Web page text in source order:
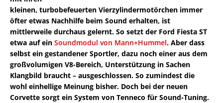
kleinen, turbobefeuerten Vierzylindermotörchen immer
öfter etwas Nachhilfe beim Sound erhalten, ist
mittlerweile durchaus gelernt. So setzt der Ford Fiesta ST
etwa auf ein Soundmodul von Mann+Hummel. Aber dass
selbst ein gestandener Sportler, dazu noch einer aus dem
großvolumigen V8-Bereich, Unterstützung in Sachen
Klangbild braucht – ausgeschlossen. So zumindest die
wohl einhellige Meinung bisher. Doch bei der neuen
Corvette sorgt ein System von Tenneco für Sound-Tuning.